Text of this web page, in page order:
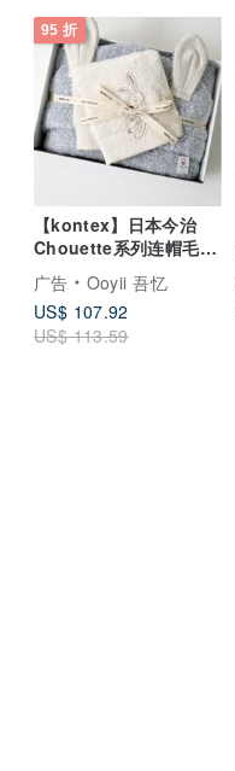
95 折
【kontex】日本今治
Chouette系列连帽毛巾/
浴巾礼盒-兔子(附提袋)
广告
Ooyii 吾忆
US$ 107.92
US$ 113.59